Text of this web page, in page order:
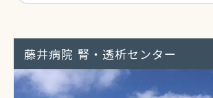
藤井病院 腎・透析センター